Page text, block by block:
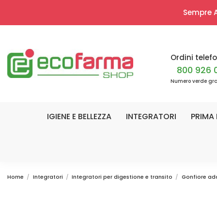
Sempre
Ordini
800 926
Numero verde
IGIENE E BELLEZZA INTEGRATORI PRIMA
Home Integratori Integratori per digestione e transito Gonfiore